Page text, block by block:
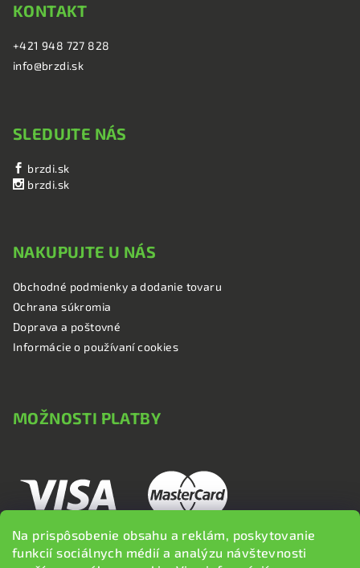
Na prispôsobenie obsahu a reklám, poskytovanie
funkcií sociálnych médií a analýzu návštevnosti
KONTAKT
+421 948 727 828
info@brzdi.sk
SLEDUJTE NÁS
brzdi.sk
brzdi.sk
NAKUPUJTE U NÁS
Obchodné podmienky a dodanie tovaru
Ochrana súkromia
Doprava a poštovné
Informácie o používaní cookies
MOŽNOSTI PLATBY